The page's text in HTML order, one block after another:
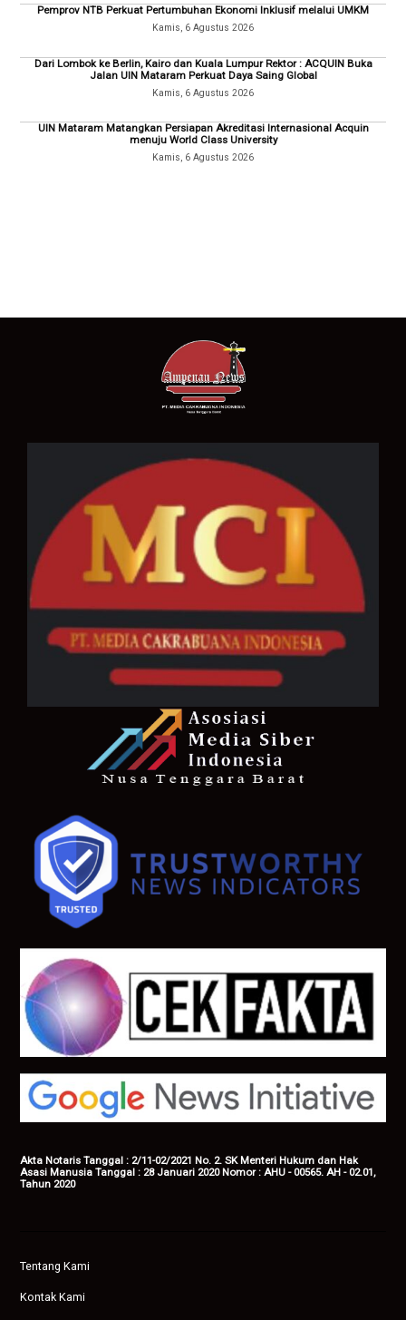
Pemprov NTB Perkuat Pertumbuhan Ekonomi Inklusif melalui UMKM
Kamis, 6 Agustus 2026
Dari Lombok ke Berlin, Kairo dan Kuala Lumpur Rektor : ACQUIN Buka
Jalan UIN Mataram Perkuat Daya Saing Global
Kamis, 6 Agustus 2026
UIN Mataram Matangkan Persiapan Akreditasi Internasional Acquin
menuju World Class University
Kamis, 6 Agustus 2026
Akta Notaris Tanggal : 2/11-02/2021 No. 2. SK Menteri Hukum dan Hak
Asasi Manusia Tanggal : 28 Januari 2020 Nomor : AHU - 00565. AH - 02.01,
Tahun 2020
Tentang Kami
Kontak Kami